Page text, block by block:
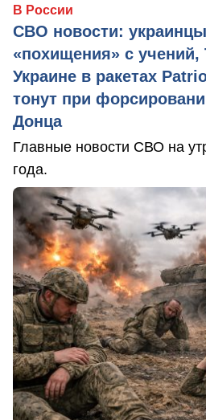
В России
СВО новости:
«похищения» с учений,
Украине в ракетах
тонут при
Донца
Главные новости СВО на
года.